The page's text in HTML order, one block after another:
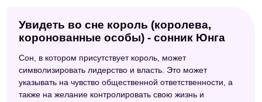
Увидеть во сне король (королева,
коронованные особы) - сонник Юнга
Сон, в котором присутствует король, может
символизировать лидерство и власть. Это может
указывать на чувство общественной ответственности, а
также на желание контролировать свою жизнь и